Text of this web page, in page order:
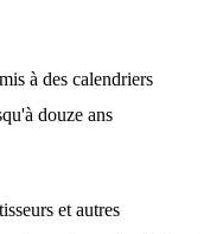
à des calendriers
douze ans
et autres